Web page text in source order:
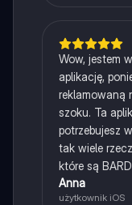
Wow, jestem
aplikację,
reklamowaną
szoku. Ta
potrzebujesz
tak wiele
które są
Anna
użytkownik iOS